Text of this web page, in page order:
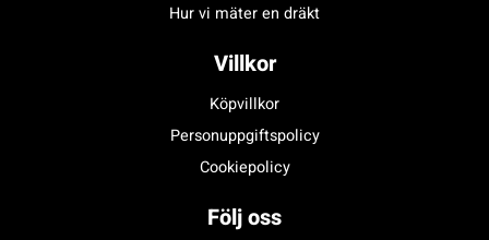
Hur vi mäter en dräkt
Villkor
Köpvillkor
Personuppgiftspolicy
Cookiepolicy
Följ oss